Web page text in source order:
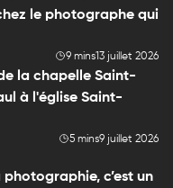
le photographe qui
9 mins13 juillet 2026
la chapelle Saint-
à l'église Saint-
5 mins9 juillet 2026
photographie, c’est un